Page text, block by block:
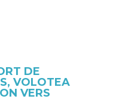
DE
VOLOTEA
VERS